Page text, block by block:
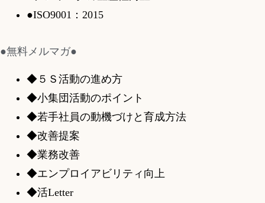
●ISO9001：2015
●無料メルマガ●
◆５Ｓ活動の進め方
◆小集団活動のポイント
◆若手社員の動機づけと育成方法
◆改善提案
◆業務改善
◆エンプロイアビリティ向上
◆活Letter